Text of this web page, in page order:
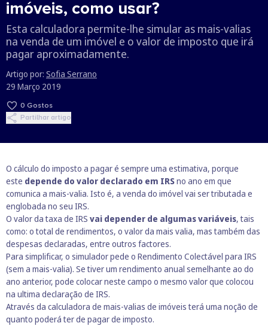
imóveis, como usar?
Esta calculadora permite-lhe simular as mais-valias
na venda de um imóvel e o valor de imposto que irá
pagar aproximadamente.
Artigo por: Sofia Serrano
29 Março 2019
0 Gostos
Partilhar artigo
O cálculo do imposto a pagar é sempre uma estimativa, porque
este depende do valor declarado em IRSno ano em que
comunica a mais-valia. Isto é, a venda do imóvel vai ser tributada e
englobada no seu IRS.
O valor da taxa de IRS vai depender de algumas variáveis, tais
como: o total de rendimentos, o valor da mais valia, mas também das
despesas declaradas, entre outros factores.
Para simplificar, o simulador pede o Rendimento Colectável para IRS
(sem a mais-valia). Se tiver um rendimento anual semelhante ao do
ano anterior, pode colocar neste campo o mesmo valor que colocou
na ultima declaração de IRS.
Através da calculadora de mais-valias de imóveisterá uma noção de
quanto poderá ter de pagar de imposto.